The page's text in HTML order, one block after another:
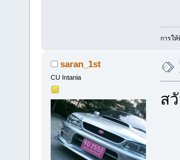
การให้
saran_1st
CU Intania
ส